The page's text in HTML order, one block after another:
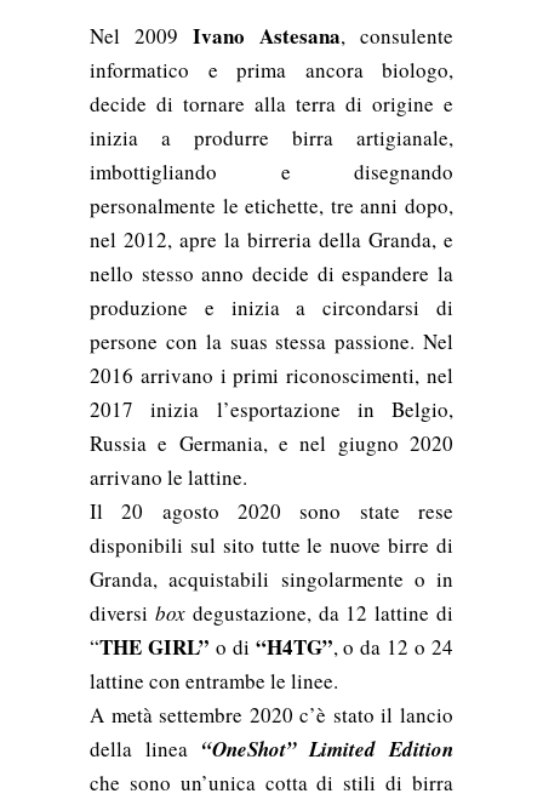
Nel 2009 Ivano Astesana, consulente
informatico e prima ancora biologo,
decide di tornare alla terra di origine e
inizia a produrre birra artigianale,
imbottigliando e disegnando
personalmente le etichette, tre anni dopo,
nel 2012, apre la birreria della Granda, e
nello stesso anno decide di espandere la
produzione e inizia a circondarsi di
persone con la suas stessa passione. Nel
2016 arrivano i primi riconoscimenti, nel
2017 inizia l’esportazione in Belgio,
Russia e Germania, e nel giugno 2020
arrivano le lattine.
Il 20 agosto 2020 sono state rese
disponibili sul sito tutte le nuove birre di
Granda, acquistabili singolarmente o in
diversi boxdegustazione, da 12 lattine di
“THE GIRL” o di “H4TG”, o da 12 o 24
lattine con entrambe le linee.
A metà settembre 2020 c’è stato il lancio
della linea “OneShot” Limited Edition
che sono un’unica cotta di stili di birra